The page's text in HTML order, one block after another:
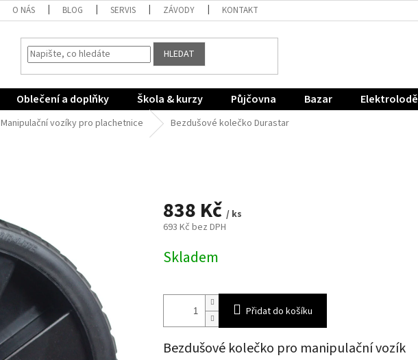
O NÁS BLOG SERVIS ZÁVODY KONTAKT
HLEDAT
Oblečení a doplňky Škola & kurzy Půjčovna Bazar Elektrolodě
Manipulační vozíky pro plachetnice Bezdušové kolečko Durastar
838 Kč / ks
693 Kč bez DPH
cena:
Skladem
Přidat do košíku
Bezdušové kolečko pro manipulační vozík